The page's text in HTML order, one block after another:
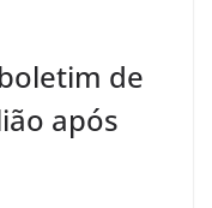
de
após